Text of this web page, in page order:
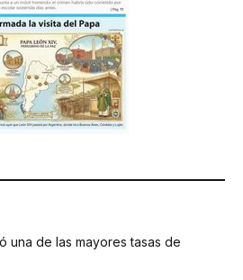
una de las mayores tasas de